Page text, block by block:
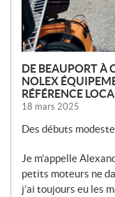
DE BEAUPORT À
NOLEX
RÉFÉRENCE
18 mars 2025
Des débuts
Je m’appelle
petits moteurs ne
j’ai toujours eu les